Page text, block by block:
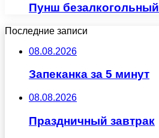
Пунш безалкогольный
Последние записи
08.08.2026
Запеканка за 5 минут
08.08.2026
Праздничный завтрак